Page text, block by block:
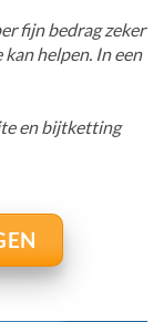
fijn bedrag zeker
helpen. In een
en bijtketting